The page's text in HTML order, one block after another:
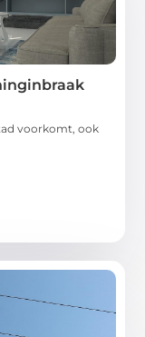
voorkomt, ook